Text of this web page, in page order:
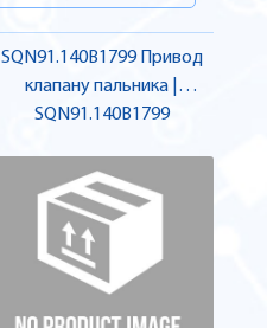
SQN91.140B1799 Привод
клапану пальника |
SIEMENS
SQN91.140B1799